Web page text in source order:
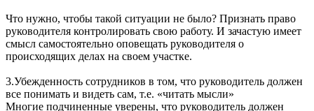
Что нужно, чтобы такой ситуации не было? Признать право
руководителя контролировать свою работу. И зачастую имеет
смысл самостоятельно оповещать руководителя о
происходящих делах на своем участке.
3.Убежденность сотрудников в том, что руководитель должен
все понимать и видеть сам, т.е. «читать мысли»
Многие подчиненные уверены, что руководитель должен